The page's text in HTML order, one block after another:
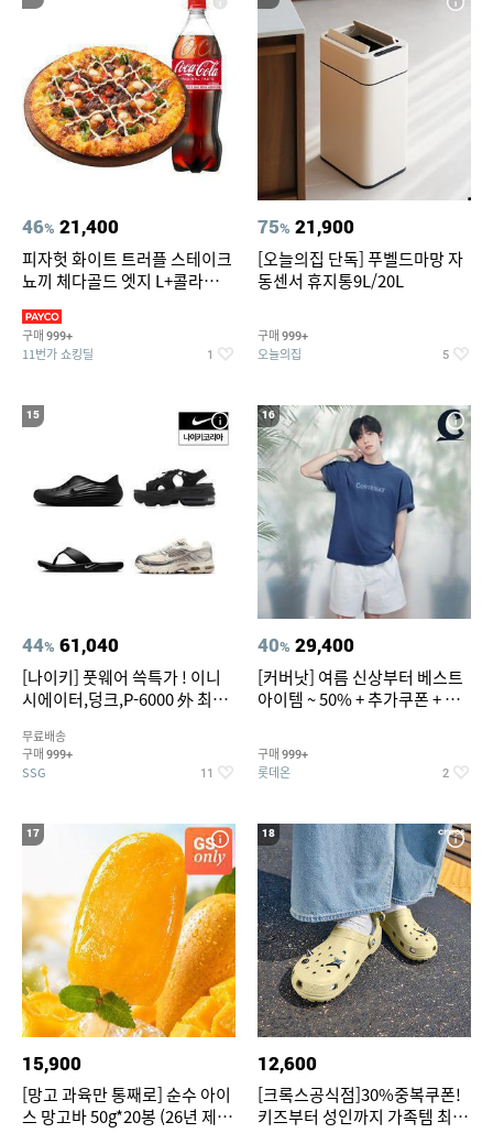
46% 21,400
피자헛 화이트 트러플 스테이크
뇨끼 체다골드 엣지 L+콜라
구매 999+
11번가 쇼킹딜 1
75% 21,900
[오늘의집 단독] 푸벨드마망 자
동센서 휴지통9L/20L
구매 999+
오늘의집 5
15
44% 61,040
[나이키] 풋웨어 쓱특가 ! 이니
시에이터,덩크,P-6000 外 최대
무료배송
구매 999+
SSG 11
16
40% 29,400
[커버낫] 여름 신상부터 베스트
아이템 ~ 50% + 추가쿠폰 + 카
구매 999+
롯데온 2
17
15,900
[망고 과육만 통째로] 순수 아이
스 망고바 50g*20봉 (26년 제
18
12,600
[크록스공식점]30%중복쿠폰!
키즈부터 성인까지 가족템 최대